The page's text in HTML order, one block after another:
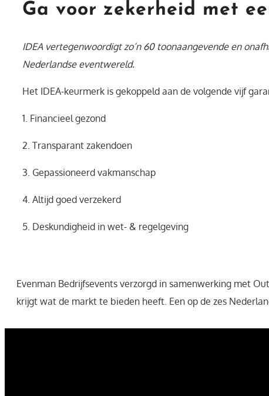
Ga voor zekerheid met
IDEA vertegenwoordigt zo’n 60 toonaangevende en
Nederlandse eventwereld.
Het IDEA-keurmerk is gekoppeld aan de volgende vijf
1. Financieel gezond
2. Transparant zakendoen
3. Gepassioneerd vakmanschap
4. Altijd goed verzekerd
5. Deskundigheid in wet- & regelgeving
Evenman Bedrijfsevents verzorgd in samenwerking met
krijgt wat de markt te bieden heeft. Een op de zes